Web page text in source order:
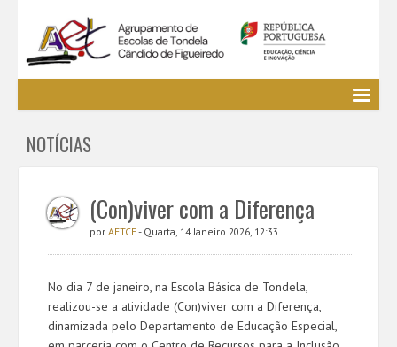
EE / Alunos
Cursos Profissionais
Bibliotecas
Media AETCF
Utilizador não identificado. (Entrar)
NOTÍCIAS
(Con)viver com a Diferença
por AETCF- Quarta, 14 Janeiro 2026, 12:33
No dia 7 de janeiro, na Escola Básica de Tondela,
realizou-se a atividade (Con)viver com a Diferença,
dinamizada pelo Departamento de Educação Especial,